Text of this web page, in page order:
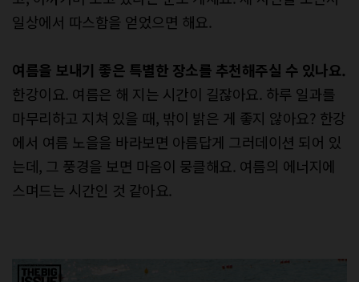
일상에서 따스함을 얻었으면 해요.
여름을 보내기 좋은 특별한 장소를 추천해주실 수 있나요.
한강이요. 여름은 해 지는 시간이 길잖아요. 하루 일과를
마무리하고 지쳐 있을 때, 밖이 밝은 게 좋지 않아요? 한강
에서 여름 노을을 바라보면 아름답게 그러데이션 되어 있
는데, 그 풍경을 보면 마음이 뭉클해요. 여름의 에너지에
스며드는 시간인 것 같아요.